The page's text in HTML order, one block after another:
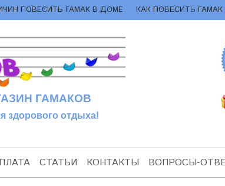
ПОВЕСИТЬ ГАМАК В ДОМЕ КАК ПОВЕСИТЬ
ГАМАКОВ
здорового отдыха!
СТАТЬИ КОНТАКТЫ ВОПРОСЫ-